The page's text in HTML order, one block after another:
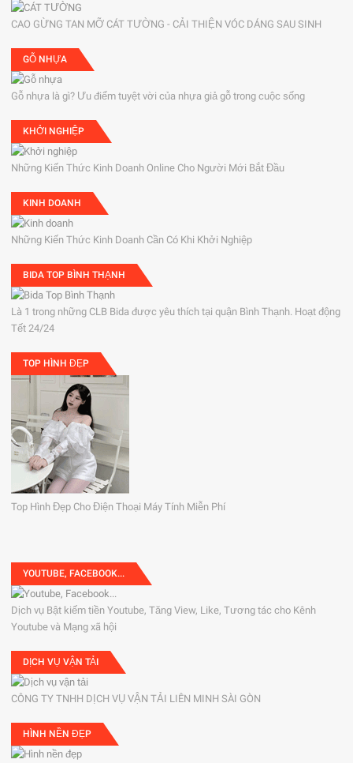
CAO GỪNG TAN MỠ CÁT TƯỜNG - CẢI THIỆN VÓC DÁNG SAU SINH
GỖ NHỰA
Gỗ nhựa là gì? Ưu điểm tuyệt vời của nhựa giả gỗ trong cuộc sống
KHỞI NGHIỆP
Những Kiến Thức Kinh Doanh Online Cho Người Mới Bắt Đầu
KINH DOANH
Những Kiến Thức Kinh Doanh Cần Có Khi Khởi Nghiệp
BIDA TOP BÌNH THẠNH
Là 1 trong những CLB Bida được yêu thích tại quận Bình Thạnh. Hoạt động
Tết 24/24
TOP HÌNH ĐẸP
Top Hình Đẹp Cho Điện Thoại Máy Tính Miễn Phí
YOUTUBE, FACEBOOK...
Dịch vụ Bật kiếm tiền Youtube, Tăng View, Like, Tương tác cho Kênh
Youtube và Mạng xã hội
DỊCH VỤ VẬN TẢI
CÔNG TY TNHH DỊCH VỤ VẬN TẢI LIÊN MINH SÀI GÒN
HÌNH NỀN ĐẸP